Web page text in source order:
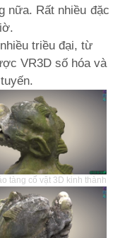
nữa. Rất nhiều đặc
triều đại, từ
VR3D số hóa và
tàng cổ vật 3D kinh thành